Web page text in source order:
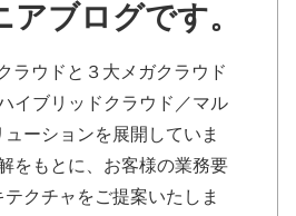
ブログです。
ラウドと３大メガクラウド
イブリッドクラウド／マル
ーションを展開していま
をもとに、お客様の業務要
クチャをご提案いたしま